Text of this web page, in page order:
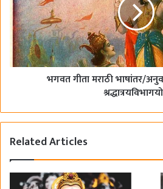
भगवत गीता मराठी भाषांतर/
Related Articles